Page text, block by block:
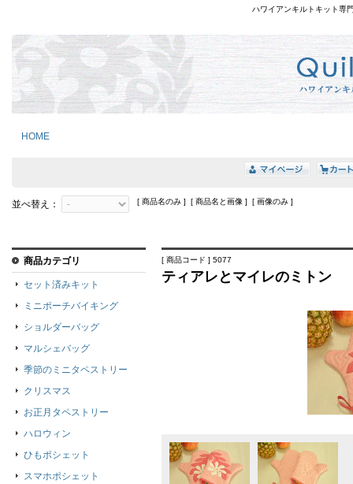
ハワイアンキルトキット専
HOME
並べ替え： [ 商品名のみ ] [ 商品名と画像 ] [ 画像のみ ]
[ 商品コード ] 5077
ティアレとマイレのミトン
商品カテゴリ
セット済みキット
ミニポーチバイキング
ショルダーバッグ
マルシェバッグ
季節のミニタペストリー
クリスマス
お正月タペストリー
ハロウィン
ひもポシェット
スマホポシェット